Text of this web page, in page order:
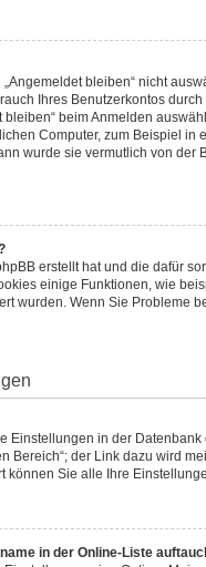
bleiben“ nicht
Ihres Benutzerkontos
beim Anmelden
Computer, zum Beispiel in
wurde sie vermutlich von der
erstellt hat und die dafür
einige Funktionen, wie
wurden. Wenn Sie Probleme
Einstellungen in der
Bereich“; der Link dazu wird
können Sie alle Ihre
in der Online-Liste